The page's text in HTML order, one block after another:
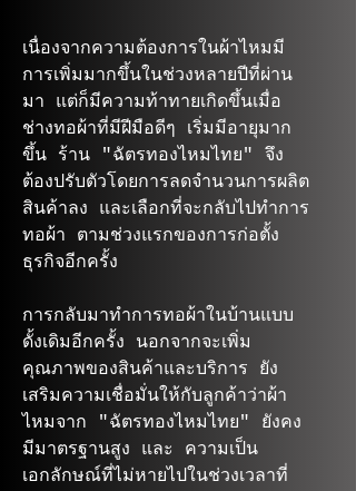
เนื่องจากความต้องการในผ้าไหมมี
การเพิ่มมากขึ้นในช่วงหลายปีที่ผ่าน
มา แต่ก็มีความท้าทายเกิดขึ้นเมื่อ
ช่างทอผ้าที่มีฝีมือดีๆ เริ่มมีอายุมาก
ขึ้น ร้าน "ฉัตรทองไหมไทย" จึง
ต้องปรับตัวโดยการลดจำนวนการผลิต
สินค้าลง และเลือกที่จะกลับไปทำการ
ทอผ้า ตามช่วงแรกของการก่อตั้ง
ธุรกิจอีกครั้ง
การกลับมาทำการทอผ้าในบ้านแบบ
ดั้งเดิมอีกครั้ง นอกจากจะเพิ่ม
คุณภาพของสินค้าและบริการ ยัง
เสริมความเชื่อมั่นให้กับลูกค้าว่าผ้า
ไหมจาก "ฉัตรทองไหมไทย" ยังคง
มีมาตรฐานสูง และ ความเป็น
เอกลักษณ์ที่ไม่หายไปในช่วงเวลาที่